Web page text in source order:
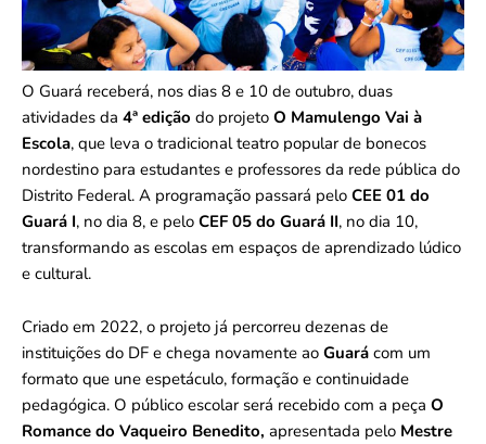
O Guará receberá, nos dias 8 e 10 de outubro, duas
atividades da 4ª edição do projeto O Mamulengo Vai à
Escola, que leva o tradicional teatro popular de bonecos
nordestino para estudantes e professores da rede pública do
Distrito Federal. A programação passará pelo CEE 01 do
Guará I, no dia 8, e pelo CEF 05 do Guará II, no dia 10,
transformando as escolas em espaços de aprendizado lúdico
e cultural.
Criado em 2022, o projeto já percorreu dezenas de
instituições do DF e chega novamente ao Guará com um
formato que une espetáculo, formação e continuidade
pedagógica. O público escolar será recebido com a peça O
Romance do Vaqueiro Benedito, apresentada pelo Mestre